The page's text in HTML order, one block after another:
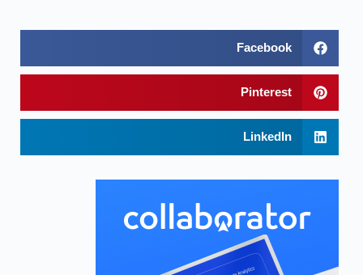
Facebook
Pinterest
LinkedIn